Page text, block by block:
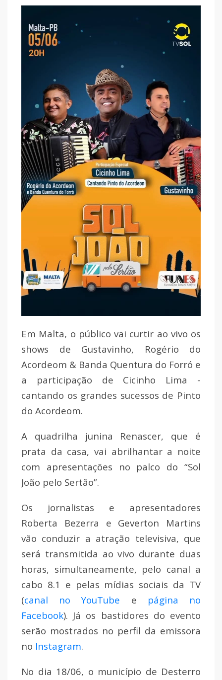
Em Malta, o público vai curtir ao vivo os
shows de Gustavinho, Rogério do
Acordeom & Banda Quentura do Forró e
a participação de Cicinho Lima -
cantando os grandes sucessos de Pinto
do Acordeom.
A quadrilha junina Renascer, que é
prata da casa, vai abrilhantar a noite
com apresentações no palco do “Sol
João pelo Sertão”.
Os jornalistas e apresentadores
Roberta Bezerra e Geverton Martins
vão conduzir a atração televisiva, que
será transmitida ao vivo durante duas
horas, simultaneamente, pelo canal a
cabo 8.1 e pelas mídias sociais da TV
(canal no YouTube e página no
Facebook). Já os bastidores do evento
serão mostrados no perfil da emissora
no Instagram.
No dia 18/06, o município de Desterro